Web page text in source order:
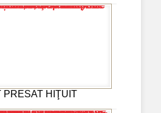
PRESAT HIŢUIT